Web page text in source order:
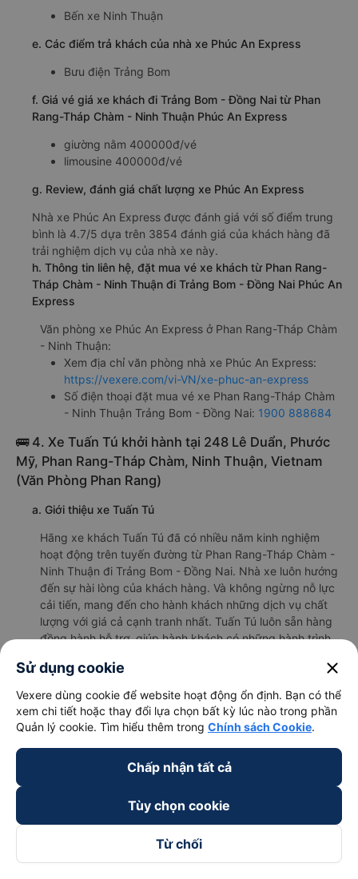
Bến xe Ninh Thuận
e. Các điểm trả khách của nhà xe Phúc An Express
Bưu điện Trảng Bom
f. Giá vé giá xe khách đi Trảng Bom - Đồng Nai từ Phan
Rang-Tháp Chàm - Ninh Thuận Phúc An Express
giường nằm 400000đ/vé
limousine 400000đ/vé
g. Review, đánh giá chất lượng xe Phúc An Express
Nhà xe Phúc An Express được đánh giá với số điểm trung
bình là 4.7/5 dựa trên 3854 đánh giá của khách hàng đã
trải nghiệm dịch vụ của nhà xe này.
h. Thông tin liên hệ, đặt mua vé xe khách từ Phan Rang-
Tháp Chàm - Ninh Thuận đi Trảng Bom - Đồng Nai Phúc An
Express
Văn phòng xe Phúc An Express ở Phan Rang-Tháp Chàm
- Ninh Thuận:
Xem địa chỉ văn phòng nhà xe Phúc An Express:
https://vexere.com/vi-VN/xe-phuc-an-express
Số điện thoại đặt mua vé xe Phan Rang-Tháp Chàm
- Ninh Thuận Trảng Bom - Đồng Nai: 1900 888684
🚌 4. Xe Tuấn Tú khởi hành tại 248 Lê Duẩn, Phước
Mỹ, Phan Rang-Tháp Chàm, Ninh Thuận, Vietnam
(Văn Phòng Phan Rang)
a. Giới thiệu xe Tuấn Tú
Hãng xe khách Tuấn Tú đã có nhiều năm kinh nghiệm
hoạt động trên tuyến đường từ Phan Rang-Tháp Chàm -
Ninh Thuận đi Trảng Bom - Đồng Nai. Nhà xe luôn hướng
đến sự hài lòng của khách hàng. Và không ngừng nỗ lực
cải tiến, mang đến cho hành khách những dịch vụ chất
lượng với giá cả cạnh tranh nhất. Tuấn Tú luôn sẵn hàng
đồng hành hỗ trợ, giúp hành khách có những hành trình
b. Hình ảnh xe Tuấn Tú
Sử dụng cookie close
Vexere dùng cookie để website hoạt động ổn định. Bạn có thể
xem chi tiết hoặc thay đổi lựa chọn bất kỳ lúc nào trong phần
Quản lý cookie. Tìm hiểu thêm trong Chính sách Cookie.
Chấp nhận tất cả
Tùy chọn cookie
Từ chối